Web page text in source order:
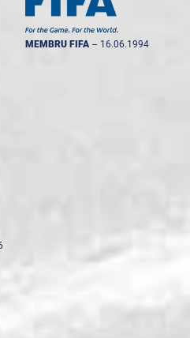
MEMBRU FIFA -- 16.06.1994